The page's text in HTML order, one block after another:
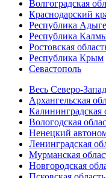
Волгоградская
Краснодарский
Республика
Республика
Ростовская
Республика Крым
Севастополь
Весь Северо-Запад
Архангельская
Калининградская
Вологодская
Ненецкий
Ленинградская
Мурманская
Новгородская